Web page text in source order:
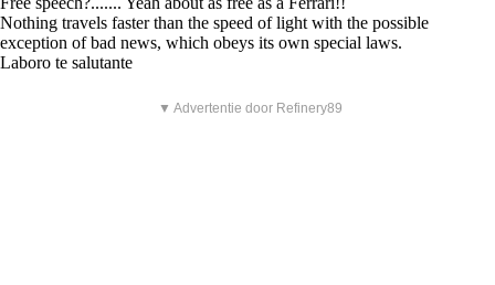
Nothing travels faster than the speed of light with the possible
exception of bad news, which obeys its own special laws.
Laboro te salutante
▼ Advertentie door Refinery89